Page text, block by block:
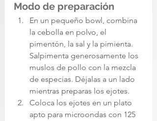
Modo de preparación
En un pequeño bowl, combina
la cebolla en polvo, el
pimentón, la sal y la pimienta.
Salpimenta generosamente los
muslos de pollo con la mezcla
de especias. Déjalas a un lado
mientras preparas los ejotes.
Coloca los ejotes en un plato
apto para microondas con 125